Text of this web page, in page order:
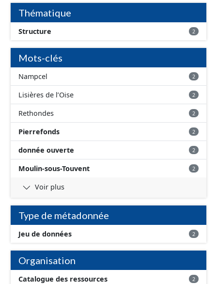
Thématique
Structure 2
Mots-clés
Nampcel 2
Lisières de l’Oise 2
Rethondes 2
Pierrefonds 2
donnée ouverte 2
Moulin-sous-Touvent 2
Voir plus
Type de métadonnée
Jeu de données 2
Organisation
Catalogue des ressources 2